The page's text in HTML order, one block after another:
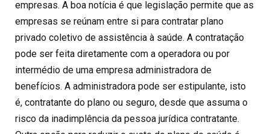
empresas. A boa notícia é que legislação permite que as
empresas se reúnam entre si para contratar plano
privado coletivo de assistência à saúde. A contratação
pode ser feita diretamente com a operadora ou por
intermédio de uma empresa administradora de
benefícios. A administradora pode ser estipulante, isto
é, contratante do plano ou seguro, desde que assuma o
risco da inadimplência da pessoa jurídica contratante.